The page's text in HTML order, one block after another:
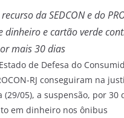
da SEDCON e do
dinheiro e cartão verde
mais 30 dias
de Defesa do
RJ conseguiram na
(29/05), a suspensão, por 30
em dinheiro nos ônibus